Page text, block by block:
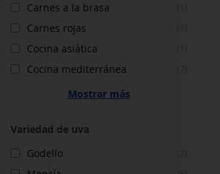
Carnes a la brasa
Carnes rojas
Cocina asiática
Cocina mediterránea
Mostrar más
Variedad de uva
Godello